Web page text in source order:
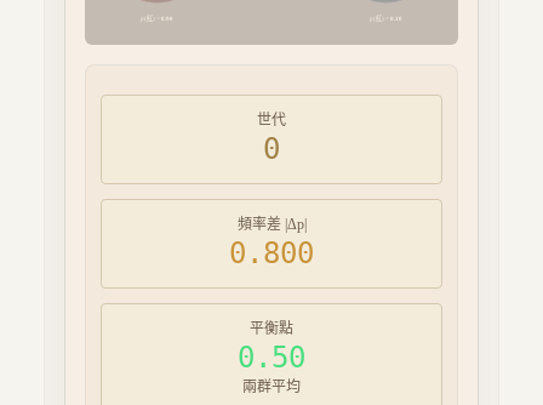
p(紅) =0.90 p(紅) = 0.10
世代
0
頻率差 |Δp|
0.800
平衡點
0.50
兩群平均